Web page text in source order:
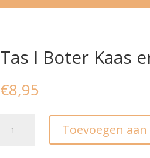
Tas I Boter Kaas
€8,95
Toevoegen